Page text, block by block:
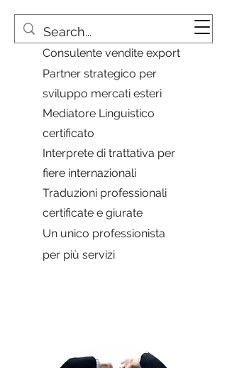
Consulente vendite export
Partner strategico per
sviluppo mercati esteri
Mediatore Linguistico
certificato
Interprete di trattativa per
fiere internazionali
Traduzioni professionali
certificate e giurate
Un unico professionista
per più servizi